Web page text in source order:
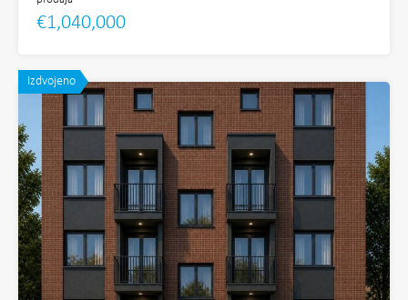
€1,040,000
Izdvojeno